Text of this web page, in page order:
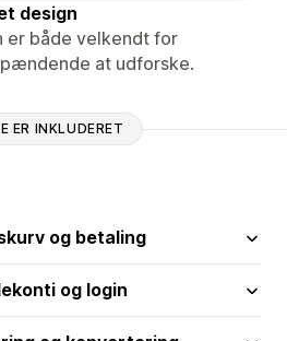
design
er både velkendt for
at udforske.
ER INKLUDERET
og betaling
og login